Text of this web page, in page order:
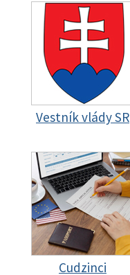
Vestník vlády SR
Cudzinci